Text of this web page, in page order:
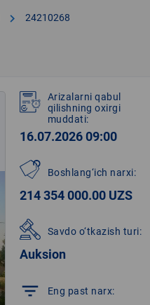
chevron_right 24210268
Arizalarni qabul
qilishning oxirgi
muddati:
16.07.2026 09:00
Boshlang‘ich narxi:
214 354 000.00 UZS
Savdo o‘tkazish turi:
Auksion
filter_list Eng past narx: